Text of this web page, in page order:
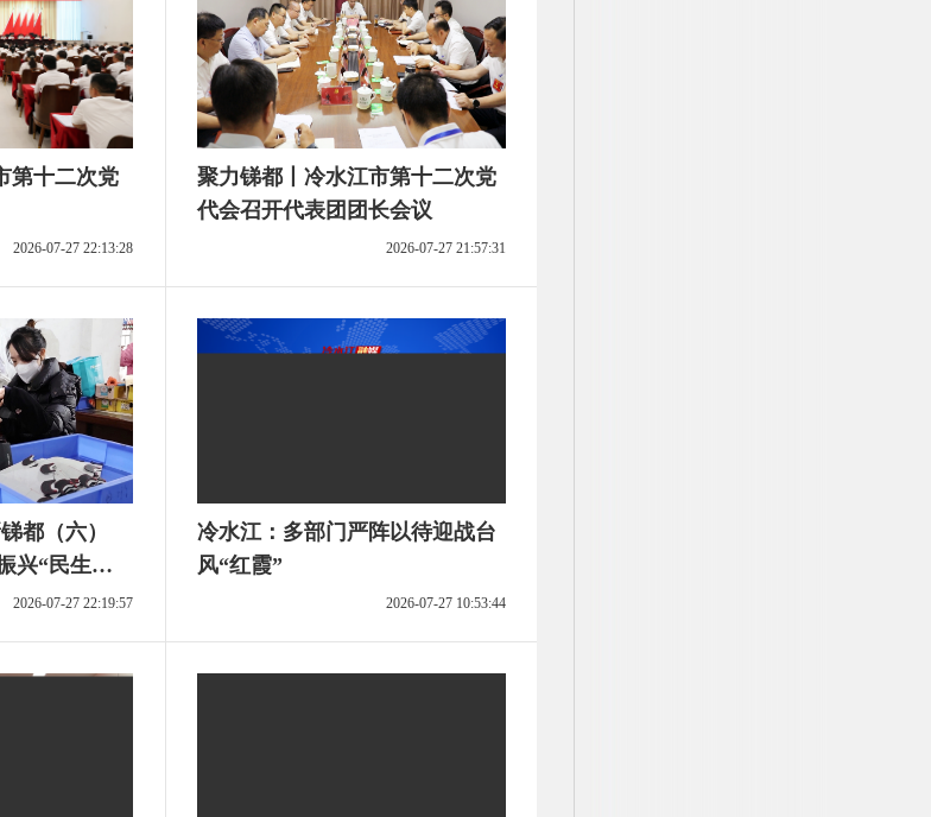
第十二次党
2026-07-27 22:13:28
聚力锑都丨冷水江市第十二次党
代会召开代表团团长会议
2026-07-27 21:57:31
都（六）
兴“民生实
2026-07-27 22:19:57
冷水江：多部门严阵以待迎战台
风“红霞”
2026-07-27 10:53:44